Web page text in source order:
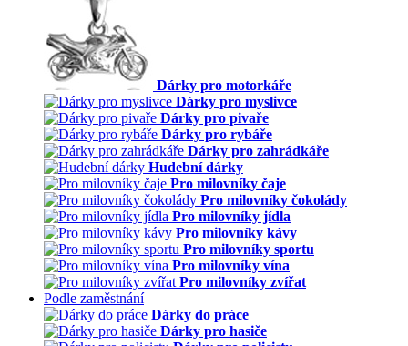
Dárky pro motorkáře
Dárky pro myslivce
Dárky pro pivaře
Dárky pro rybáře
Dárky pro zahrádkáře
Hudební dárky
Pro milovníky čaje
Pro milovníky čokolády
Pro milovníky jídla
Pro milovníky kávy
Pro milovníky sportu
Pro milovníky vína
Pro milovníky zvířat
Podle zaměstnání
Dárky do práce
Dárky pro hasiče